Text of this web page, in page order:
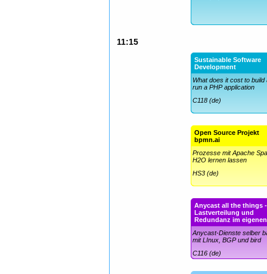
11:15
Sustainable Software
Development
What does it cost to build
run a PHP application
C118 (de)
Open Source Projekt
bpmn.ai
Prozesse mit Apache
H2O lernen lassen
HS3 (de)
Anycast all the things -
Lastverteilung und
Redundanz im
Anycast-Dienste selber
mit LInux, BGP und bird
C116 (de)